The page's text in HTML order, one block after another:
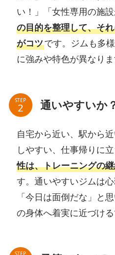
い！」「女性専用の施設
の目的を整理して、そ
がコツです。ジムも多
に強みや特色が異なりま
STEP 通いやすいか
自宅から近い、駅から
しやすい、仕事帰りに
性は、トレーニングの
す。通いやすいジムは
「今日は面倒だな」と
の身体へ着実に近づける